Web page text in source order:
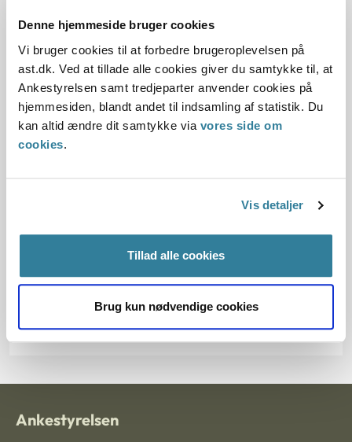
Denne hjemmeside bruger cookies
Vi bruger cookies til at forbedre brugeroplevelsen på
ast.dk. Ved at tillade alle cookies giver du samtykke til, at
Ankestyrelsen samt tredjeparter anvender cookies på
hjemmesiden, blandt andet til indsamling af statistik. Du
kan altid ændre dit samtykke via vores side om
cookies.
Vis detaljer
Tillad alle cookies
Brug kun nødvendige cookies
Dato for underskrift
15.05.2000
Offentliggørelsesdato
Denne principafgørelse er kasseret den 2. juli 2019,
Journalnummer J.nr.: 600037-00
Ankestyrelsen